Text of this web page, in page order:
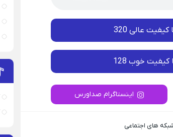
عالی 320
خوب 128
اینستاگرام صداورس
های اجتماعی